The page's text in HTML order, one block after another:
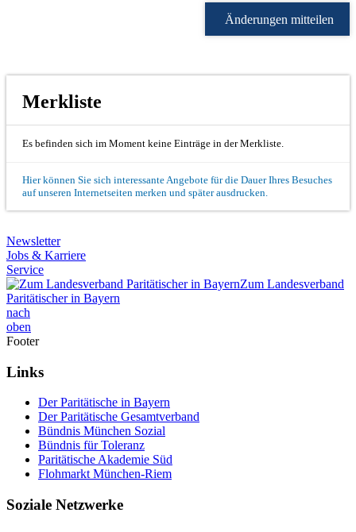
Änderungen mitteilen
Merkliste
Es befinden sich im Moment keine Einträge in der Merkliste.
Hier können Sie sich interessante Angebote für die Dauer Ihres Besuches
auf unseren Internetseiten merken und später ausdrucken.
Newsletter
Jobs & Karriere
Service
Zum Landesverband
Paritätischer in Bayern
nach
oben
Footer
Links
Der Paritätische in Bayern
Der Paritätische Gesamtverband
Bündnis München Sozial
Bündnis für Toleranz
Paritätische Akademie Süd
Flohmarkt München-Riem
Soziale Netzwerke